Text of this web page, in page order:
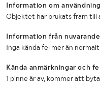
Transporthöjd (m)
Information om
Objektet har brukats fram till
Information från
Inga kända fel mer än
Kända anmärkningar och
1 pinne är av, kommer att